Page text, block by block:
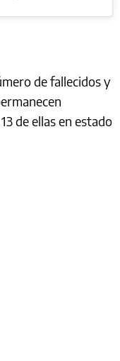
de fallecidos y
de ellas en estado